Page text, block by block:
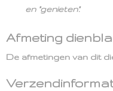
en "genieten".
Afmeting
De afmetingen van dit